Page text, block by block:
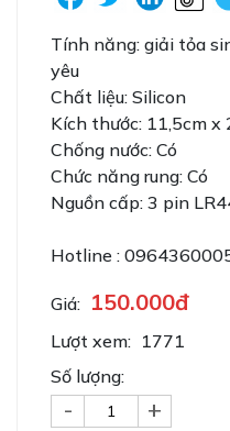
Tính năng: giải tỏa
yêu
Chất liệu: Silicon
Kích thước: 11,5cm x
Chống nước: Có
Chức năng rung: Có
Nguồn cấp: 3 pin
Hotline :
Giá: 150.000đ
Lượt xem: 1771
Số lượng:
- +